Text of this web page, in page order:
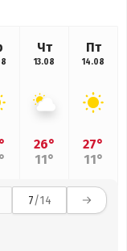
Чт
13.08
26°
11°
Пт
14.08
27°
11°
7/14